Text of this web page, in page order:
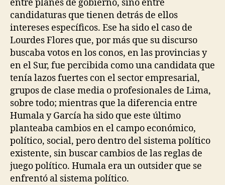
entre planes de gobierno, sino entre
candidaturas que tienen detrás de ellos
intereses específicos. Ese ha sido el caso de
Lourdes Flores que, por más que su discurso
buscaba votos en los conos, en las provincias y
en el Sur, fue percibida como una candidata que
tenía lazos fuertes con el sector empresarial,
grupos de clase media o profesionales de Lima,
sobre todo; mientras que la diferencia entre
Humala y García ha sido que este último
planteaba cambios en el campo económico,
político, social, pero dentro del sistema político
existente, sin buscar cambios de las reglas de
juego político. Humala era un outsider que se
enfrentó al sistema político.